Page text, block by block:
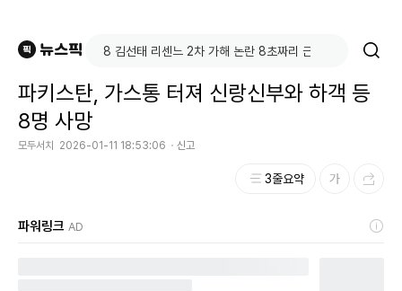
파키스탄, 가스통 터져 신랑신부와 하객 등
8명 사망
모두서치 2026-01-11 18:53:06 신고
3줄요약
파워링크 AD